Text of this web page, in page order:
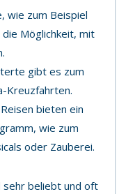
wie zum Beispiel
Möglichkeit, mit
gibt es zum
Kreuzfahrten.
bieten ein
wie zum
oder Zauberei.
sehr beliebt und oft